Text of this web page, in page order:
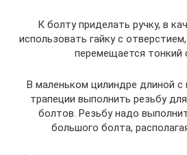
К болту приделать ручку, в
использовать гайку с
перемещается тонкий
В маленьком цилиндре длиной с
трапеции выполнить резьбу
болтов. Резьбу надо
большого болта,